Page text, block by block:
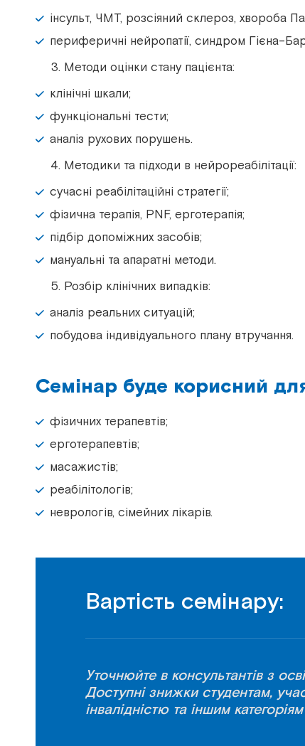
інсульт, ЧМТ, розсіяний склероз, хвороба
периферичні нейропатії, синдром
Методи оцінки стану пацієнта:
клінічні шкали;
функціональні тести;
аналіз рухових порушень.
Методики та підходи в нейрореабілітації:
сучасні реабілітаційні стратегії;
фізична терапія, PNF, ерготерапія;
підбір допоміжних засобів;
мануальні та апаратні методи.
Розбір клінічних випадків:
аналіз реальних ситуацій;
побудова індивідуального плану втручання.
Семінар буде корисний для
фізичних терапевтів;
ерготерапевтів;
масажистів;
реабілітологів;
неврологів, сімейних лікарів.
Вартість семінару:
Уточнюйте в консультантів з
Доступні знижки студентам,
інвалідністю та іншим